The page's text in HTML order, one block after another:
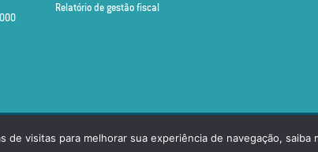
000
Relatório de gestão fiscal
CEARÁ. TODOS OS DIREITOS RESERVADOS.
de visitas para melhorar sua experiência de navegação, saiba